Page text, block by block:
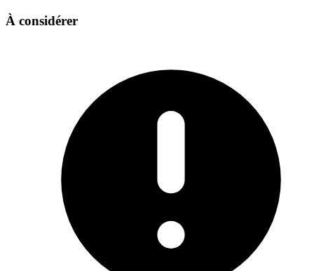
À considérer